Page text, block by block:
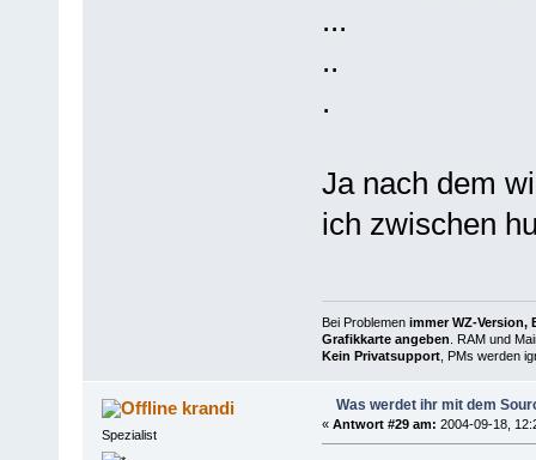
...
..
.
Ja nach dem
ich zwischen
Bei Problemen immer WZ-Version,
Grafikkarte angeben . RAM und
Kein Privatsupport, PMs werden
krandi
Spezialist
Was werdet ihr mit dem
« Antwort #29 am: 2004-09-18,